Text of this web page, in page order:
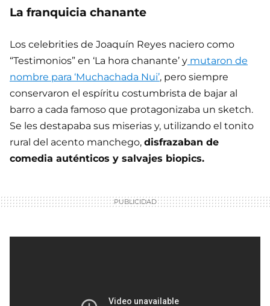
La franquicia chanante
Los celebrities de Joaquín Reyes naciero como
“Testimonios” en ‘La hora chanante’ y mutaron de
nombre para ‘Muchachada Nui’, pero siempre
conservaron el espíritu costumbrista de bajar al
barro a cada famoso que protagonizaba un sketch.
Se les destapaba sus miserias y, utilizando el tonito
rural del acento manchego, disfrazaban de
comedia auténticos y salvajes biopics.